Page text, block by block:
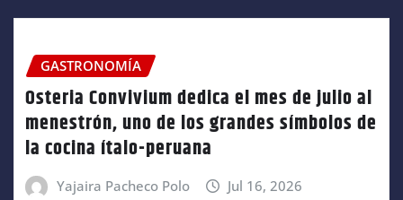
GASTRONOMÍA
Osteria Convivium dedica el mes de julio al
menestrón, uno de los grandes símbolos de
la cocina ítalo-peruana
Yajaira Pacheco Polo Jul 16, 2026